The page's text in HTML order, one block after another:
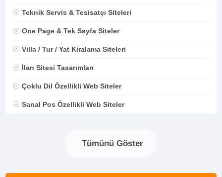
Teknik Servis & Tesisatçı Siteleri
One Page & Tek Sayfa Siteler
Villa / Tur / Yat Kiralama Siteleri
İlan Sitesi Tasarımları
Çoklu Dil Özellikli Web Siteler
Sanal Pos Özellikli Web Siteler
Tümünü Göster